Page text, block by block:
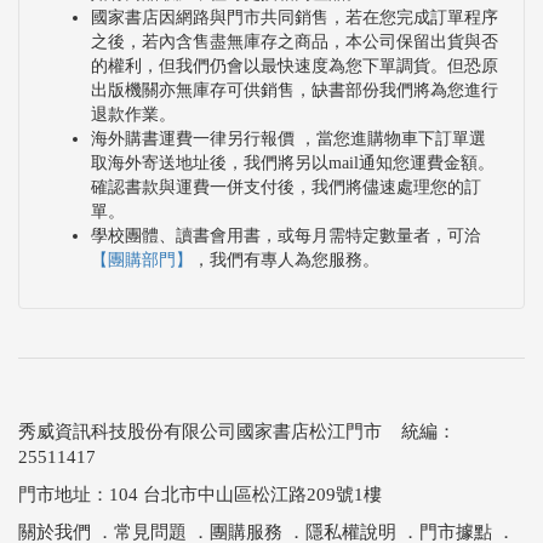
國家書店因網路與門市共同銷售，若在您完成訂單程序
之後，若內含售盡無庫存之商品，本公司保留出貨與否
的權利，但我們仍會以最快速度為您下單調貨。但恐原
出版機關亦無庫存可供銷售，缺書部份我們將為您進行
退款作業。
海外購書運費一律另行報價 ，當您進購物車下訂單選
取海外寄送地址後，我們將另以mail通知您運費金額。
確認書款與運費一併支付後，我們將儘速處理您的訂
單。
學校團體、讀書會用書，或每月需特定數量者，可洽
【團購部門】
，我們有專人為您服務。
秀威資訊科技股份有限公司國家書店松江門市 統編：
25511417
門市地址：104 台北市中山區松江路209號1樓
關於我們
． 常見問題 ． 團購服務 ． 隱私權說明 ． 門市據點 ．